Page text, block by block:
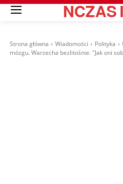
NCZAS
Strona główna Wiadomości Polityka
mózgu. Warzecha bezlitośnie. "Jak oni